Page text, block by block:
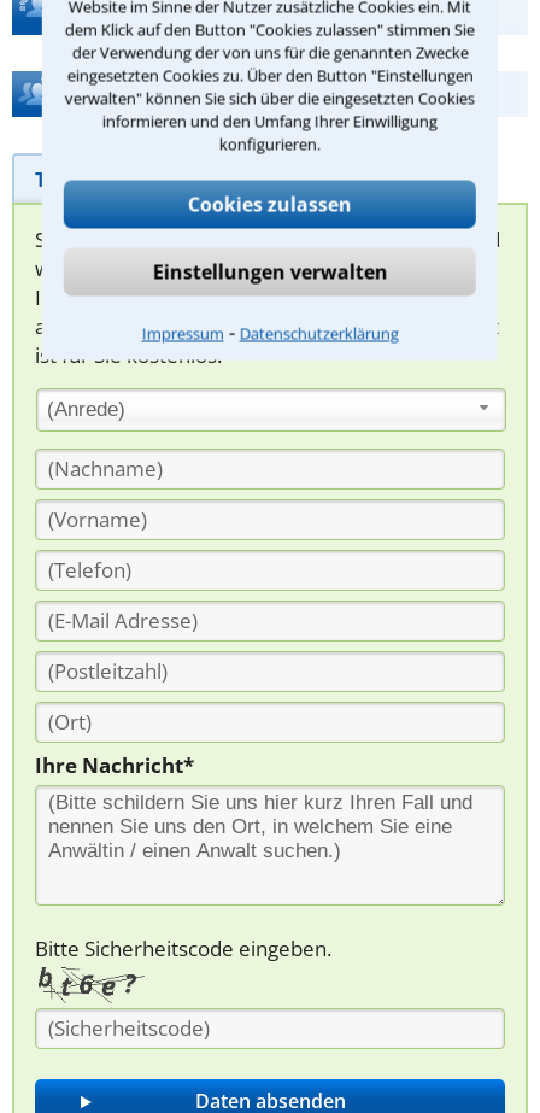
Website im Sinne der Nutzer zusätzliche Cookies ein. Mit
dem Klick auf den Button "Cookies zulassen" stimmen Sie
der Verwendung der von uns für die genannten Zwecke
eingesetzten Cookies zu. Über den Button "Einstellungen
verwalten" können Sie sich über die eingesetzten Cookies
informieren und den Umfang Ihrer Einwilligung
konfigurieren.
Cookies zulassen
Einstellungen verwalten
Impressum ⁃ Datenschutzerklärung
Hilfe bei Ihrer Anwaltsuche?
Telefonhilfe Beratungsanfrage
Sie können hier Ihren Fall schildern. Anschließend
werden sich spezialisierte Rechtsanwälte bei
Ihnen melden, um das weitere Vorgehen
abzuklären. Die Rückmeldung durch einen Anwalt
ist für Sie kostenlos.
(Anrede)
Ihre Nachricht*
Bitte Sicherheitscode eingeben.